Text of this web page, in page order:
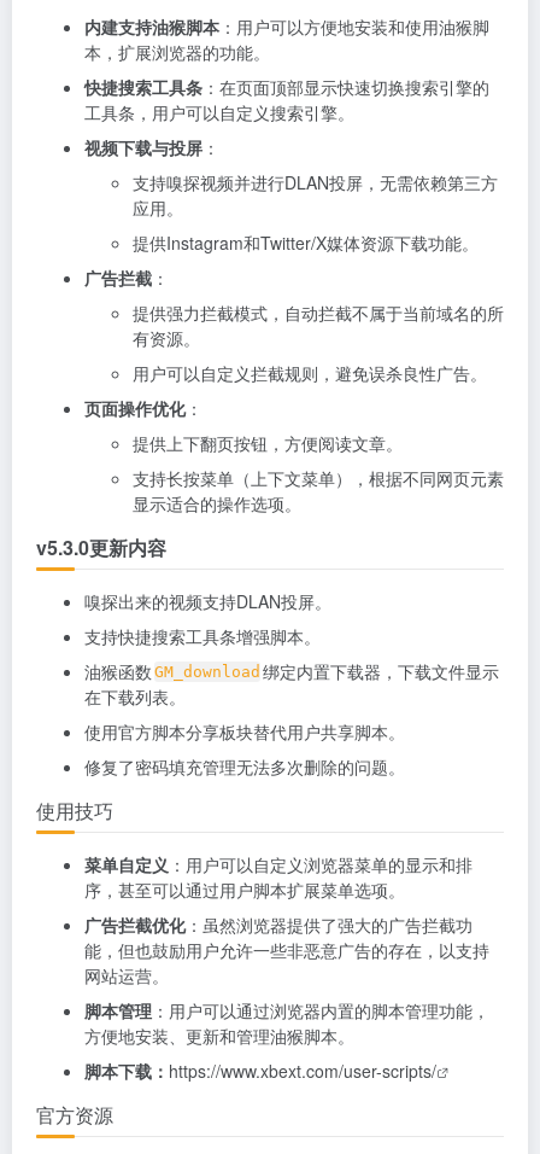
内建支持油猴脚本 ：用户可以方便地安装和使用油猴脚
本，扩展浏览器的功能。
快捷搜索工具条 ：在页面顶部显示快速切换搜索引擎的
工具条，用户可以自定义搜索引擎。
视频下载与投屏 ：
支持嗅探视频并进行DLAN投屏，无需依赖第三方
应用。
提供Instagram和Twitter/X媒体资源下载功能。
广告拦截 ：
提供强力拦截模式，自动拦截不属于当前域名的所
有资源。
用户可以自定义拦截规则，避免误杀良性广告。
页面操作优化：
提供上下翻页按钮，方便阅读文章。
支持长按菜单（上下文菜单），根据不同网页元素
显示适合的操作选项。
v5.3.0更新内容
嗅探出来的视频支持DLAN投屏。
支持快捷搜索工具条增强脚本。
油猴函数 GM_download 绑定内置下载器，下载文件显示
在下载列表。
使用官方脚本分享板块替代用户共享脚本。
修复了密码填充管理无法多次删除的问题。
使用技巧
菜单自定义 ：用户可以自定义浏览器菜单的显示和排
序，甚至可以通过用户脚本扩展菜单选项。
广告拦截优化：虽然浏览器提供了强大的广告拦截功
能，但也鼓励用户允许一些非恶意广告的存在，以支持
网站运营。
脚本管理 ：用户可以通过浏览器内置的脚本管理功能，
方便地安装、更新和管理油猴脚本。
脚本下载： https://www.xbext.com/user-scripts/
官方资源